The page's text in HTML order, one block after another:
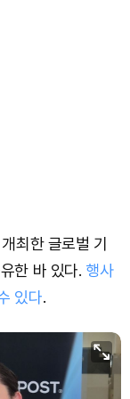
최한 글로벌 기
한 바 있다. 행사
있다.